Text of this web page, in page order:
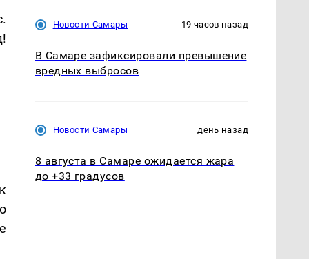
Новости Самары 19 часов назад
В Самаре зафиксировали превышение
вредных выбросов
Новости Самары день назад
8 августа в Самаре ожидается жара
до +33 градусов